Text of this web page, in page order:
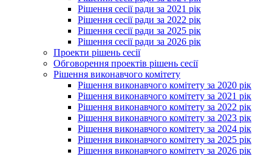
Рішення сесії ради за 2021 рік
Рішення сесії ради за 2022 рік
Рішення сесії ради за 2025 рік
Рішення сесії ради за 2026 рік
Проекти рішень сесії
Обговорення проектів рішень сесії
Рішення виконавчого комітету
Рішення виконавчого комітету за 2020 рік
Рішення виконавчого комітету за 2021 рік
Рішення виконавчого комітету за 2022 рік
Рішення виконавчого комітету за 2023 рік
Рішення виконавчого комітету за 2024 рік
Рішення виконавчого комітету за 2025 рік
Рішення виконавчого комітету за 2026 рік